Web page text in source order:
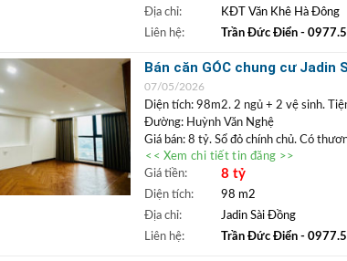
tốt.
+++ Liên hệ xem đấtGỌI NGAY:
Lâm.
+ Bất động sản TRẦN PHÚ: Nhận
ngân hàng lãi suất thấp.
Địa chỉ:
KĐT Văn Khê Hà Đông
Liên hệ:
Trần Đức Điển -
Bán căn GÓC chung cư
cư được ngay
07/05/2026
Diện tích: 98m2. 2 ngủ + 2 vệ sinh.
Đường: Huỳnh Văn Nghệ
Giá bán: 8 tỷ. Sổ đỏ chính chủ. Có
Căn chung cư tòa G1 Jadin Sài
tiện ích an sinh đầy đủ, trường
mua định cư lâu dài hoặc cho
+++ Liên hệ xem đấtGỌI NGAY
+TRẦN ĐỨC ĐIỂN:Chuyên bất
<< Xem chi tiết tin đăng >>
Giá tiền:
8 tỷ
Diện tích:
98 m2
Địa chỉ:
Jadin Sài Đồng
Liên hệ:
Trần Đức Điển -